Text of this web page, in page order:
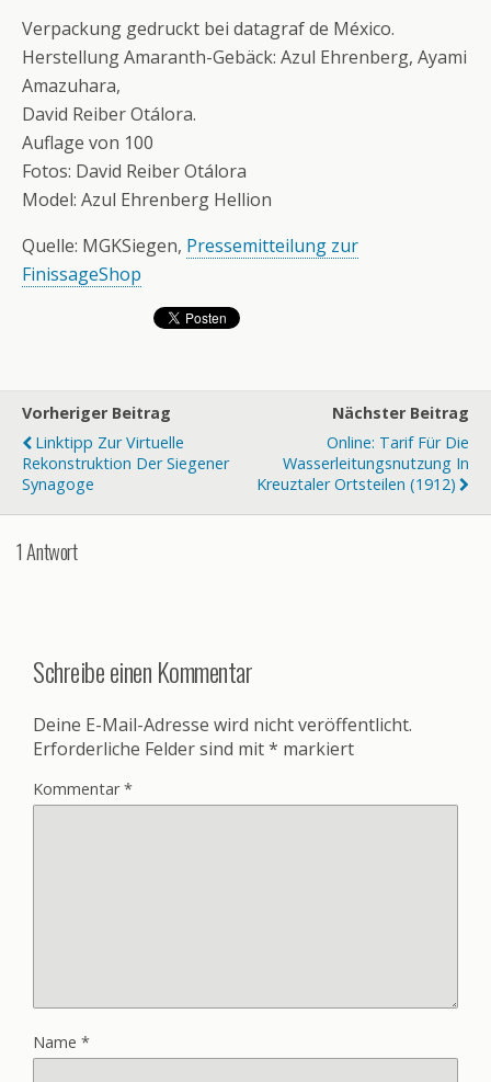
Verpackung gedruckt bei datagraf de México.
Herstellung Amaranth-Gebäck: Azul Ehrenberg, Ayami
Amazuhara,
David Reiber Otálora.
Auflage von 100
Fotos: David Reiber Otálora
Model: Azul Ehrenberg Hellion
Quelle: MGKSiegen, Pressemitteilung zur
FinissageShop
Vorheriger Beitrag
Linktipp Zur Virtuelle
Rekonstruktion Der Siegener
Synagoge
Nächster Beitrag
Online: Tarif Für Die
Wasserleitungsnutzung In
Kreuztaler Ortsteilen (1912)
1 Antwort
Schreibe einen Kommentar
Deine E-Mail-Adresse wird nicht veröffentlicht.
Erforderliche Felder sind mit* markiert
Kommentar*
Name *